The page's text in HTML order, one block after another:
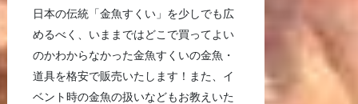
日本の伝統「金魚すくい」を少しでも広
めるべく、いままではどこで買ってよい
のかわからなかった金魚すくいの金魚・
道具を格安で販売いたします！また、イ
ベント時の金魚の扱いなどもお教えいた